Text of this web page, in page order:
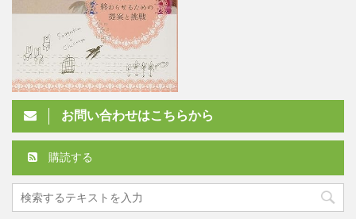
お問い合わせはこちらから
購読する